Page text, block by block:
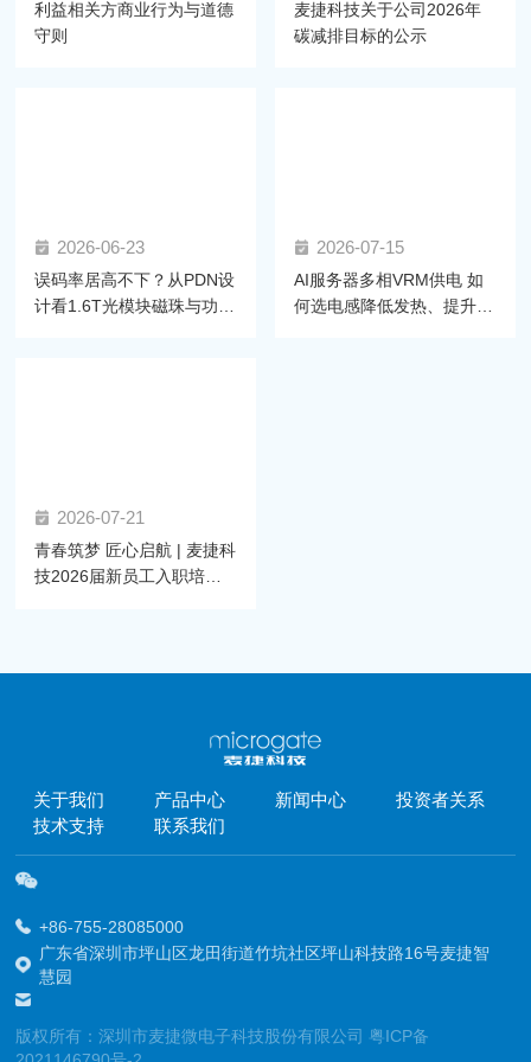
利益相关方商业行为与道德
守则
麦捷科技关于公司2026年
碳减排目标的公示
2026-06-23
误码率居高不下？从PDN设
计看1.6T光模块磁珠与功率
2026-07-15
AI服务器多相VRM供电 如
何选电感降低发热、提升效
2026-07-21
青春筑梦 匠心启航 | 麦捷科
技2026届新员工入职培训
关于我们 产品中心 新闻中心
投资者关系
技术支持
联系我们
+86-755-28085000
广东省深圳市坪山区龙田街道竹坑社区坪山科技路16号麦捷智
慧园
版权所有：深圳市麦捷微电子科技股份有限公司 粤ICP备